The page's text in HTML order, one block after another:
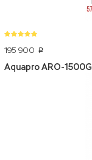
195 900 p
Aquapro ARO-1500G